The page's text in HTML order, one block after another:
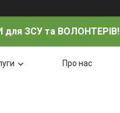
ЗСУ та ВОЛОНТЕРІВ!
Про нас